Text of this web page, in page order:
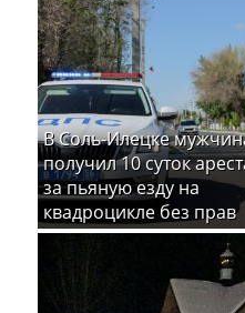
В Соль-Илецке
получил 10 суток
за пьяную езду на
квадроцикле без прав